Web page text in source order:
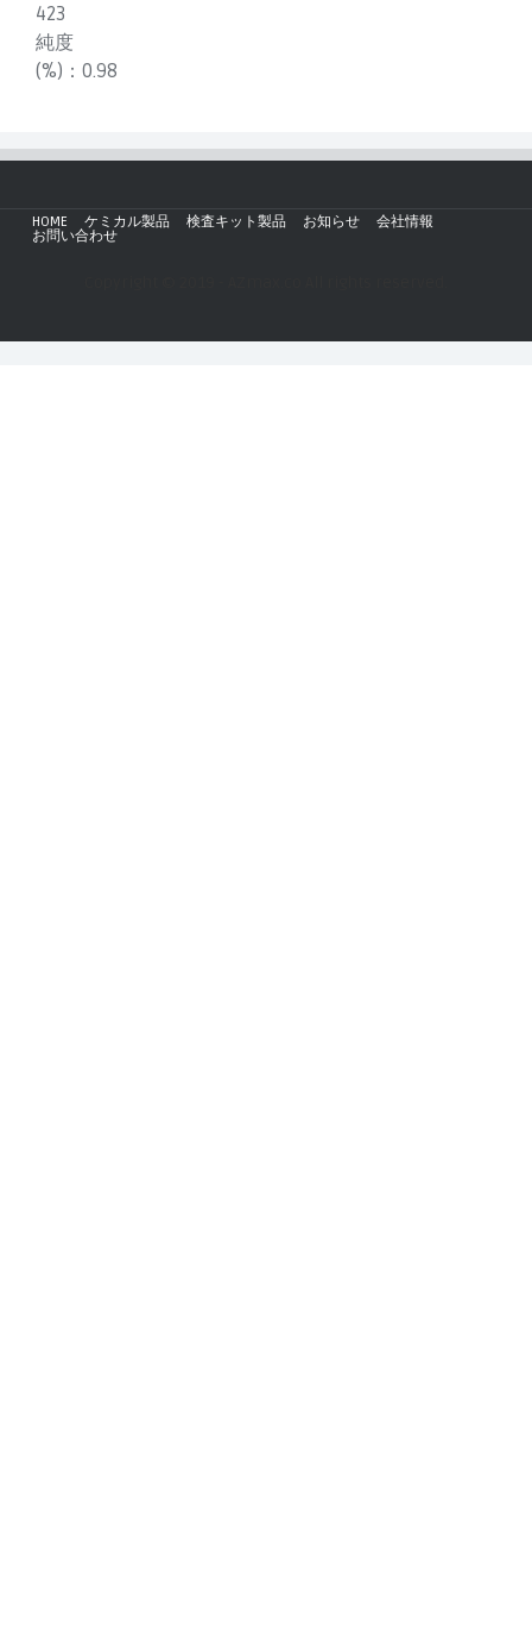
423
純度
(%)：0.98
HOME ケミカル製品 検査キット製品 お知らせ
会社情報
お問い合わせ